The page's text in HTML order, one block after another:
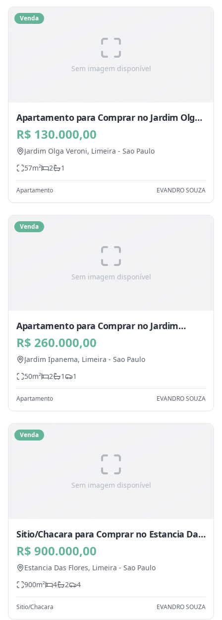
Sem imagem disponível
Venda
Apartamento para Comprar no Jardim Olga
Veroni, Limeira - SP
R$ 130.000,00
Jardim Olga Veroni, Limeira - Sao Paulo
57m² 2 1
Apartamento EVANDRO SOUZA
Sem imagem disponível
Venda
Apartamento para Comprar no Jardim
Ipanema, Limeira - SP
R$ 260.000,00
Jardim Ipanema, Limeira - Sao Paulo
50m² 2 1 1
Apartamento EVANDRO SOUZA
Sem imagem disponível
Venda
Sitio/Chacara para Comprar no Estancia Das
Flores, Limeira - SP
R$ 900.000,00
Estancia Das Flores, Limeira - Sao Paulo
900m² 4 2 4
Sitio/Chacara EVANDRO SOUZA